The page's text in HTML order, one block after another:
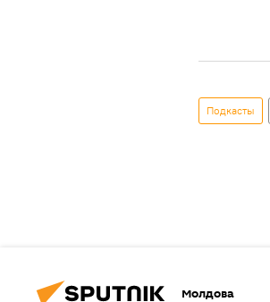
Подкасты
Молдова